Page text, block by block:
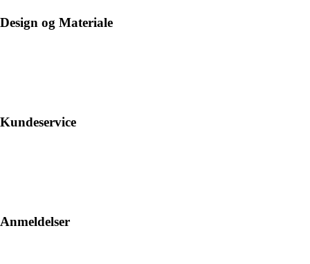
Design og Materiale
Kundeservice
Anmeldelser